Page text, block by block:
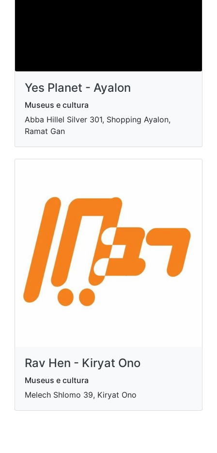
Yes Planet - Ayalon
Museus e cultura
Abba Hillel Silver 301, Shopping Ayalon,
Ramat Gan
Rav Hen - Kiryat Ono
Museus e cultura
Melech Shlomo 39, Kiryat Ono